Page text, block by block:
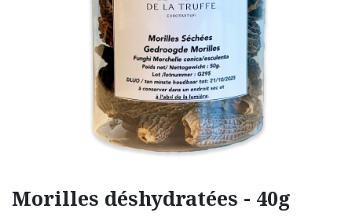
Morilles déshydratées - 40g